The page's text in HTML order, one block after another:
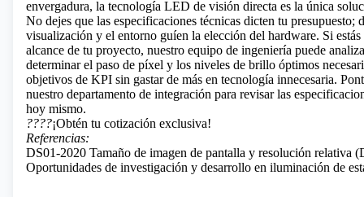
envergadura, la tecnología LED de visión directa es la única
No dejes que las especificaciones técnicas dicten tu presupuesto;
visualización y el entorno guíen la elección del hardware. Si
alcance de tu proyecto, nuestro equipo de ingeniería puede
determinar el paso de píxel y los niveles de brillo óptimos
objetivos de KPI sin gastar de más en tecnología innecesaria.
nuestro departamento de integración para revisar las
hoy mismo.
????¡Obtén tu cotización exclusiva!
Referencias:
DS01-2020 Tamaño de imagen de pantalla y resolución relativa
Oportunidades de investigación y desarrollo en iluminación de